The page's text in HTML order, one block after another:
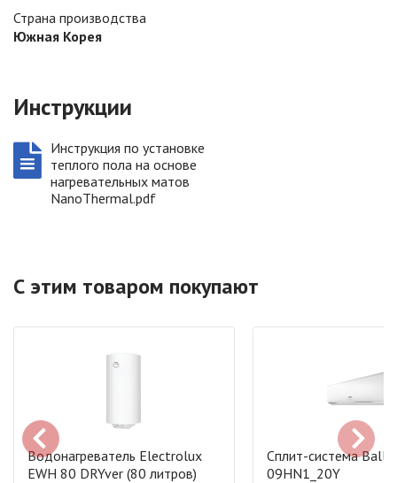
Страна производства
Южная Корея
Инструкции
Инструкция по установке
теплого пола на основе
нагревательных матов
NanoThermal.pdf
С этим товаром покупают
Водонагреватель Electrolux
EWH 80 DRYver (80 литров)
Сплит-система Ballu
09HN1_20Y